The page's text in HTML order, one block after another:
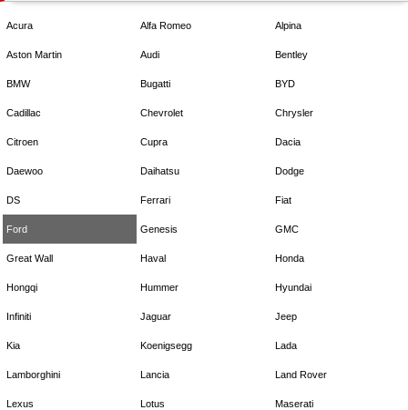
Acura Alfa Romeo Alpina
Aston Martin Audi Bentley
BMW Bugatti BYD
Cadillac Chevrolet Chrysler
Citroen Cupra Dacia
Daewoo Daihatsu Dodge
DS Ferrari Fiat
Ford Genesis GMC
Great Wall Haval Honda
Hongqi Hummer Hyundai
Infiniti Jaguar Jeep
Kia Koenigsegg Lada
Lamborghini Lancia Land Rover
Lexus Lotus Maserati